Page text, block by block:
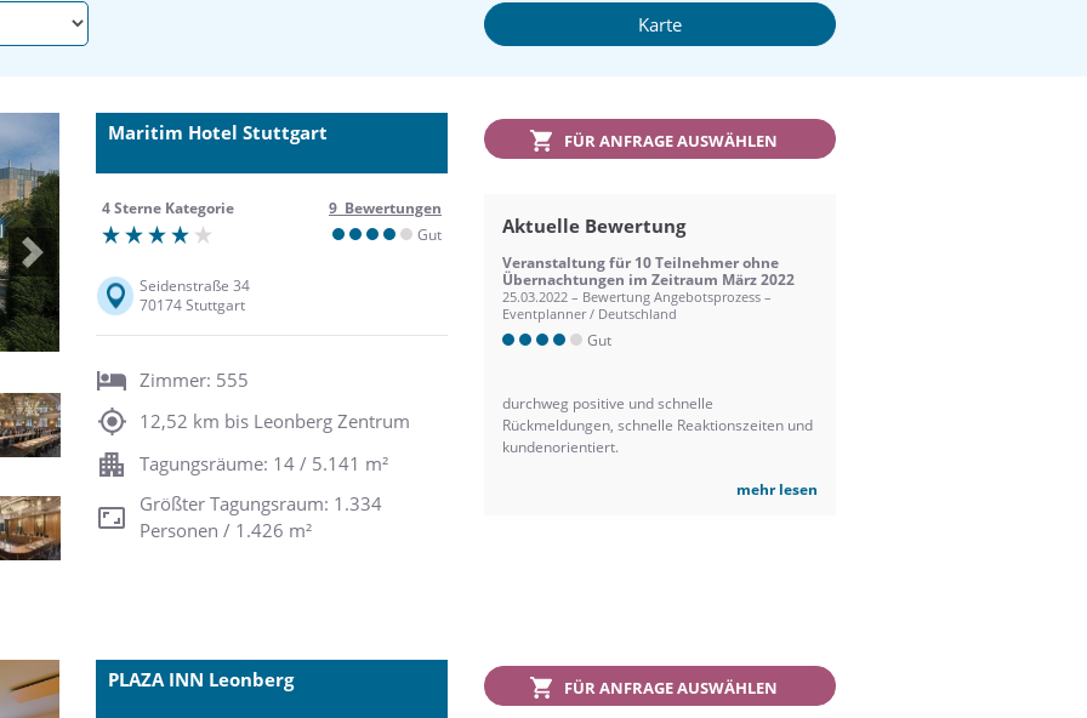
Karte
Next
Maritim Hotel Stuttgart
4 Sterne Kategorie
9 Bewertungen
Gut
Seidenstraße 34
70174 Stuttgart
Zimmer: 555
12,52 km bis Leonberg Zentrum
Tagungsräume: 14 / 5.141 m²
Größter Tagungsraum: 1.334
Personen / 1.426 m²
FÜR ANFRAGE AUSWÄHLEN
Aktuelle Bewertung
Veranstaltung für 10 Teilnehmer ohne
Übernachtungen im Zeitraum März 2022
25.03.2022 – Bewertung Angebotsprozess –
Eventplanner / Deutschland
Gut
durchweg positive und schnelle
Rückmeldungen, schnelle Reaktionszeiten und
kundenorientiert.
mehr lesen
PLAZA INN Leonberg FÜR ANFRAGE AUSWÄHLEN